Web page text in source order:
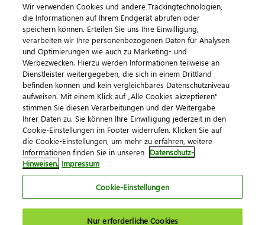
© 2026 DATEV eG
ImpressumDatenschutzAGB Kontakt
Cookie-Einstellungen
Wir verwenden Cookies und andere Trackingtechnologien,
die Informationen auf Ihrem Endgerät abrufen oder
speichern können. Erteilen Sie uns Ihre Einwilligung,
verarbeiten wir Ihre personenbezogenen Daten für Analysen
und Optimierungen wie auch zu Marketing- und
Werbezwecken. Hierzu werden Informationen teilweise an
Dienstleister weitergegeben, die sich in einem Drittland
befinden können und kein vergleichbares Datenschutzniveau
aufweisen. Mit einem Klick auf „Alle Cookies akzeptieren"
stimmen Sie diesen Verarbeitungen und der Weitergabe
Ihrer Daten zu. Sie können Ihre Einwilligung jederzeit in den
Cookie-Einstellungen im Footer widerrufen. Klicken Sie auf
die Cookie-Einstellungen, um mehr zu erfahren, weitere
Informationen finden Sie in unseren Datenschutz-
Hinweisen. Impressum
Cookie-Einstellungen
Nur erforderliche Cookies